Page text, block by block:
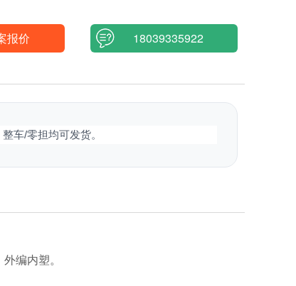
报价 18039335922
车/零担均可发货。
编内塑。